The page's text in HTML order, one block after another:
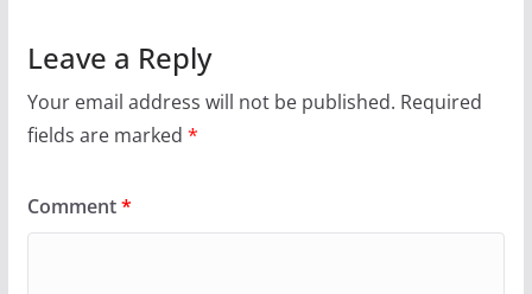
Leave a Reply
Your email address will not be published. Required
fields are marked *
Comment*